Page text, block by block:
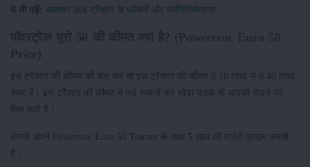
ये भी पढ़ें: आयशर 368 ट्रैक्टर के फीचर्स और स्पेसिफिकेशन्स
इस ट्रैक्टर की कीमत की बात करे तो इस ट्रैक्टर की कीमत 8.10 लाख से 8.40 लाख
रूपए है। इस ट्रैक्टर की कीमत में कई स्थानों कर थोड़ा फरक भी आपको देखने को
मिल जाते है।
कंपनी अपने Powertrac Euro 50 Tractor के साथ 5 साल की वारंटी प्रदान करती
है।